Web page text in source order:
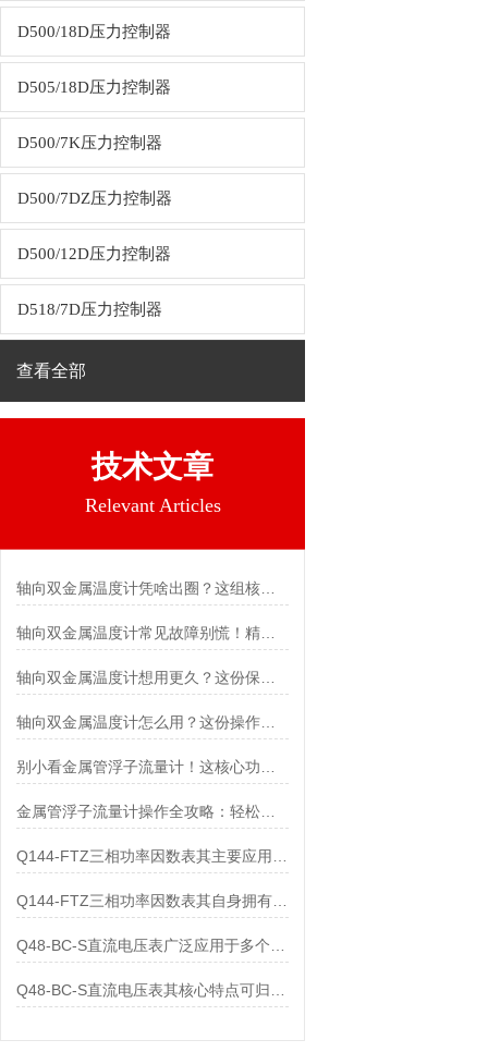
D500/18D压力控制器
D505/18D压力控制器
D500/7K压力控制器
D500/7DZ压力控制器
D500/12D压力控制器
D518/7D压力控制器
查看全部
技术文章
Relevant Articles
轴向双金属温度计凭啥出圈？这组核心特点给出了答案
轴向双金属温度计常见故障别慌！精准定位，轻松搞定难题
轴向双金属温度计怎么用？这份操作指南，新手也能快速拿捏！
金属管浮子流量计操作全攻略：轻松拿捏，精准掌控每一步！
Q144-FTZ三相功率因数表其自身拥有怎样的功能呢？